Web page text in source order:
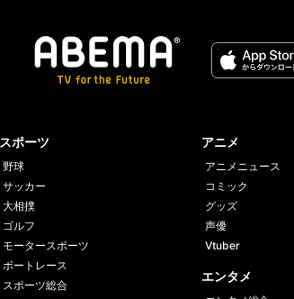
スポーツ
野球
サッカー
大相撲
ゴルフ
モータースポーツ
ボートレース
スポーツ総合
アニメ
アニメニュース
コミック
グッズ
声優
Vtuber
エンタメ